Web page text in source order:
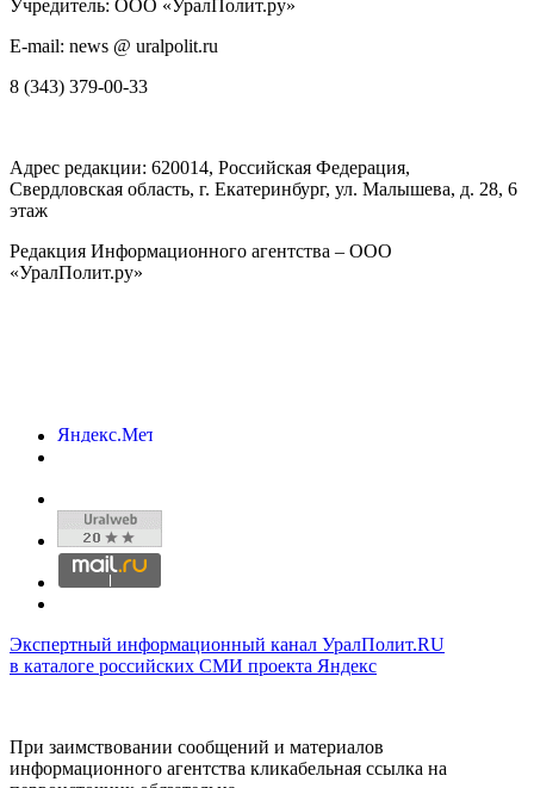
Учредитель: ООО «УралПолит.ру»
E-mail: news @ uralpolit.ru
8 (343) 379-00-33
Адрес редакции: 620014, Российская Федерация,
Свердловская область, г. Екатеринбург, ул. Малышева, д. 28, 6
этаж
Редакция Информационного агентства – ООО
«УралПолит.ру»
Экспертный информационный канал УралПолит.RU
в каталоге российских СМИ проекта Яндекс
При заимствовании сообщений и материалов
информационного агентства кликабельная ссылка на